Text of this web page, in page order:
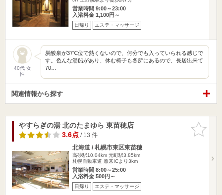
営業時間 9:00～23:00
入浴料金 1,100円～
日帰り エステ・マッサージ
40代 女
性
炭酸泉が37℃位で熱くないので、何分でも入っていられる感じで
す。色んな湯船があり、休む椅子も各所にあるので、長居出来て
70…
関連情報から探す
お気に入
りに追加
やすらぎの湯 北のたまゆら 東苗穂店
3.6点/ 13 件
北海道 / 札幌市東区東苗穂
高砂駅10.04km 元町駅3.85km
札幌自動車道 雁来ICより3km
営業時間 8:00～25:00
入浴料金 500円～
日帰り エステ・マッサージ